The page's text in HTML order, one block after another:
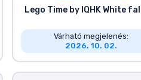
Lego Time by IQHK White
Várható megjelenés:
2026. 10. 02.